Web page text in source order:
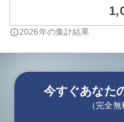
2026年の集計結果
今すぐあなた
（完全